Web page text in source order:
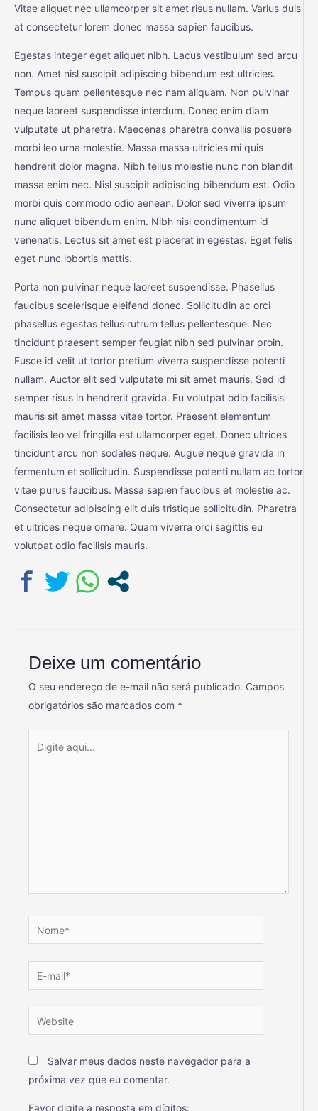
Vitae aliquet nec ullamcorper sit amet risus nullam. Varius duis
at consectetur lorem donec massa sapien faucibus.
Egestas integer eget aliquet nibh. Lacus vestibulum sed arcu
non. Amet nisl suscipit adipiscing bibendum est ultricies.
Tempus quam pellentesque nec nam aliquam. Non pulvinar
neque laoreet suspendisse interdum. Donec enim diam
vulputate ut pharetra. Maecenas pharetra convallis posuere
morbi leo urna molestie. Massa massa ultricies mi quis
hendrerit dolor magna. Nibh tellus molestie nunc non blandit
massa enim nec. Nisl suscipit adipiscing bibendum est. Odio
morbi quis commodo odio aenean. Dolor sed viverra ipsum
nunc aliquet bibendum enim. Nibh nisl condimentum id
venenatis. Lectus sit amet est placerat in egestas. Eget felis
eget nunc lobortis mattis.
Porta non pulvinar neque laoreet suspendisse. Phasellus
faucibus scelerisque eleifend donec. Sollicitudin ac orci
phasellus egestas tellus rutrum tellus pellentesque. Nec
tincidunt praesent semper feugiat nibh sed pulvinar proin.
Fusce id velit ut tortor pretium viverra suspendisse potenti
nullam. Auctor elit sed vulputate mi sit amet mauris. Sed id
semper risus in hendrerit gravida. Eu volutpat odio facilisis
mauris sit amet massa vitae tortor. Praesent elementum
facilisis leo vel fringilla est ullamcorper eget. Donec ultrices
tincidunt arcu non sodales neque. Augue neque gravida in
fermentum et sollicitudin. Suspendisse potenti nullam ac tortor
vitae purus faucibus. Massa sapien faucibus et molestie ac.
Consectetur adipiscing elit duis tristique sollicitudin. Pharetra
et ultrices neque ornare. Quam viverra orci sagittis eu
volutpat odio facilisis mauris.
Deixe um comentário
O seu endereço de e-mail não será publicado. Campos
obrigatórios são marcados com *
Salvar meus dados neste navegador para a
próxima vez que eu comentar.
Favor digite a resposta em dígitos: